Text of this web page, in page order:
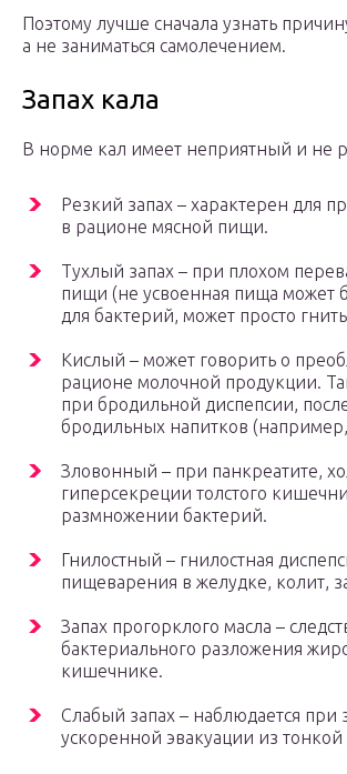
Поэтому лучше сначала узнать
а не заниматься самолечением.
Запах кала
В норме кал имеет неприятный и не
Резкий запах – характерен для
в рационе мясной пищи.
Тухлый запах – при плохом
пищи (не усвоенная пища может
для бактерий, может просто
Кислый – может говорить о
рационе молочной продукции.
при бродильной диспепсии,
бродильных напитков (например,
Зловонный – при панкреатите,
гиперсекреции толстого
размножении бактерий.
Гнилостный – гнилостная
пищеварения в желудке, колит,
Запах прогорклого масла –
бактериального разложения
кишечнике.
Слабый запах – наблюдается при
ускоренной эвакуации из